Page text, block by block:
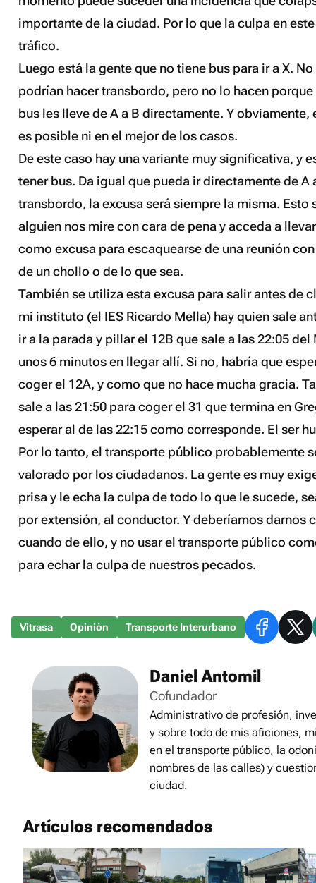
importante de la ciudad. Por lo que la culpa en
tráfico.
Luego está la genteque no tiene bus para ir a X.
podrían hacer transbordo, pero no lo hacen
bus les lleve de A a B directamente. Y obviamente,
es posible ni en el mejor de los casos.
De este caso hay una variante muy significativa, y
tener bus. Da igual que pueda ir directamente de A
transbordo, la excusa será siempre la misma. Esto
alguien nos mire con cara de pena y acceda a
como excusa para escaquearse de una reunión
de un chollo o de lo que sea.
También se utiliza esta excusa para salir antes de
mi instituto (el IES Ricardo Mella) hay quien sale
ir a la parada y pillar el 12B que sale a las 22:05
unos 6 minutos en llegar allí. Si no, habría que
coger el 12A, y como que no hace mucha gracia.
sale a las 21:50 para coger el 31 que termina en
esperar al de las 22:15 como corresponde. El ser
Por lo tanto, el transporte público probablemente
valorado por los ciudadanos. La gente es muy
prisa y le echa la culpa de todo lo que le sucede,
por extensión, al conductor. Y deberíamos darnos
cuando de ello, y no usar el transporte público
para echar la culpa de nuestros pecados.
Vitrasa Opinión Transporte Interurbano
Daniel Antomil
Cofundador
Administrativo de profesión,
y sobre todo de mis aficiones,
en el transporte público, la
nombres de las calles) y
ciudad.
Artículos recomendados